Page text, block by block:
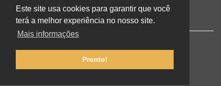
Este site usa cookies para garantir que você
terá a melhor experiência no nosso site.
Mais informações
Pronto!
Contacte-nos
© 2002-2026 lernu.net |Impressum